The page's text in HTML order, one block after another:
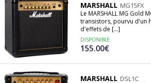
MARSHALL MG15FX
Le MARSHALL MG Gold
transistors, pourvu d'un
d'effets de [...]
DISPONIBLE
155.00€
MARSHALL DSL1C